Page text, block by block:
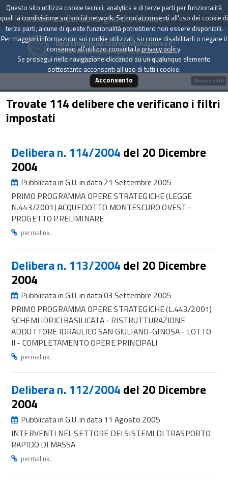
Presidenza del Consiglio dei Ministri
Dipartimento per la programmazione e il
coordinamento della politica economica
Archivio delle Delibere CIPE dal 1967 a oggi
Trovate 114 delibere che verificano i filtri
impostati
Delibera n. 114/2004 del 20 Dicembre
2004
Pubblicata in G.U. in data 21 Settembre 2005
PRIMO PROGRAMMA OPERE STRATEGICHE (LEGGE
N.443/2001) ACQUEDOTTO MONTESCURO OVEST -
PROGETTO PRELIMINARE
permalink.
Delibera n. 113/2004 del 20 Dicembre
2004
Pubblicata in G.U. in data 03 Settembre 2005
PRIMO PROGRAMMA OPERE STRATEGICHE (L.443/2001)
SCHEMI IDRICI BASILICATA - RISTRUTTURAZIONE
ADDUTTORE IDRAULICO SAN GIULIANO-GINOSA - LOTTO
II - COMPLETAMENTO OPERE PRINCIPALI
permalink.
Delibera n. 112/2004 del 20 Dicembre
2004
Pubblicata in G.U. in data 11 Agosto 2005
INTERVENTI NEL SETTORE DEI SISTEMI DI TRASPORTO
RAPIDO DI MASSA
permalink.
Mostra filtri
Questo sito utilizza cookie tecnici, analytics e di terze parti per funzionalità
quali la condivisione sui social network. Se non acconsenti all'uso dei cookie di
terze parti, alcune di queste funzionalità potrebbero non essere disponibili.
Per maggiori informazioni sui cookie utilizzati, su come disabilitarli o negare il
consenso all'utilizzo consulta laprivacy policy.
Se prosegui nella navigazione cliccando su un qualunque elemento
sottostante acconsenti all'uso di tutti i cookie.
Acconsento